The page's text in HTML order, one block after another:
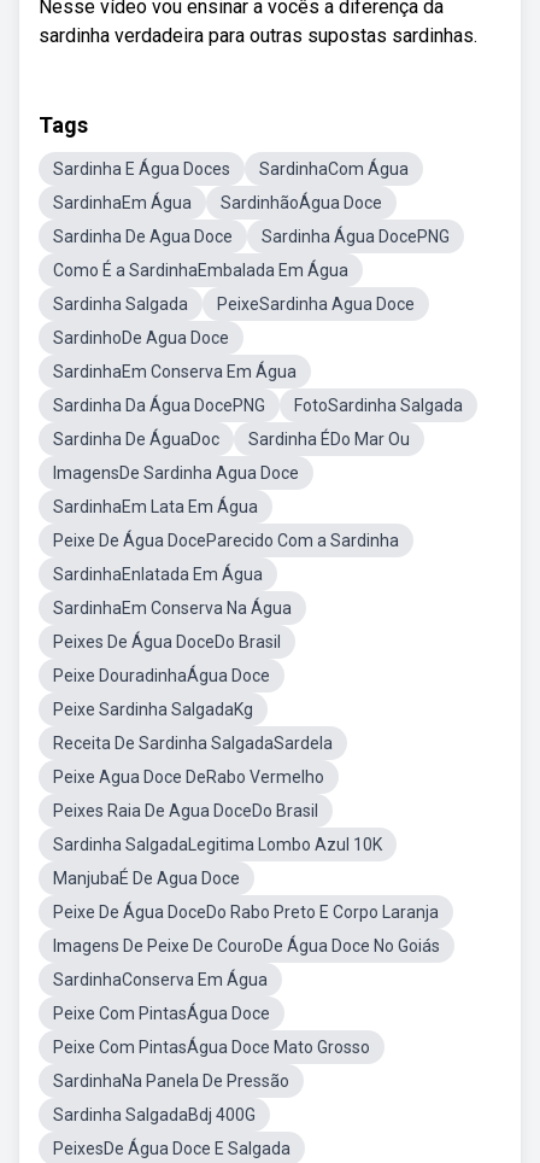
Nesse vídeo vou ensinar a vocês a diferença da
sardinha verdadeira para outras supostas sardinhas.
Tags
Sardinha E Água Doces
SardinhaCom Água
SardinhaEm Água
SardinhãoÁgua Doce
Sardinha De Agua Doce
Sardinha Água DocePNG
Como É a SardinhaEmbalada Em Água
Sardinha Salgada
PeixeSardinha Agua Doce
SardinhoDe Agua Doce
SardinhaEm Conserva Em Água
Sardinha Da Água DocePNG
FotoSardinha Salgada
Sardinha De ÁguaDoc
Sardinha ÉDo Mar Ou
ImagensDe Sardinha Agua Doce
SardinhaEm Lata Em Água
Peixe De Água DoceParecido Com a Sardinha
SardinhaEnlatada Em Água
SardinhaEm Conserva Na Água
Peixes De Água DoceDo Brasil
Peixe DouradinhaÁgua Doce
Peixe Sardinha SalgadaKg
Receita De Sardinha SalgadaSardela
Peixe Agua Doce DeRabo Vermelho
Peixes Raia De Agua DoceDo Brasil
Sardinha SalgadaLegitima Lombo Azul 10K
ManjubaÉ De Agua Doce
Peixe De Água DoceDo Rabo Preto E Corpo Laranja
Imagens De Peixe De CouroDe Água Doce No Goiás
SardinhaConserva Em Água
Peixe Com PintasÁgua Doce
Peixe Com PintasÁgua Doce Mato Grosso
SardinhaNa Panela De Pressão
Sardinha SalgadaBdj 400G
PeixesDe Água Doce E Salgada